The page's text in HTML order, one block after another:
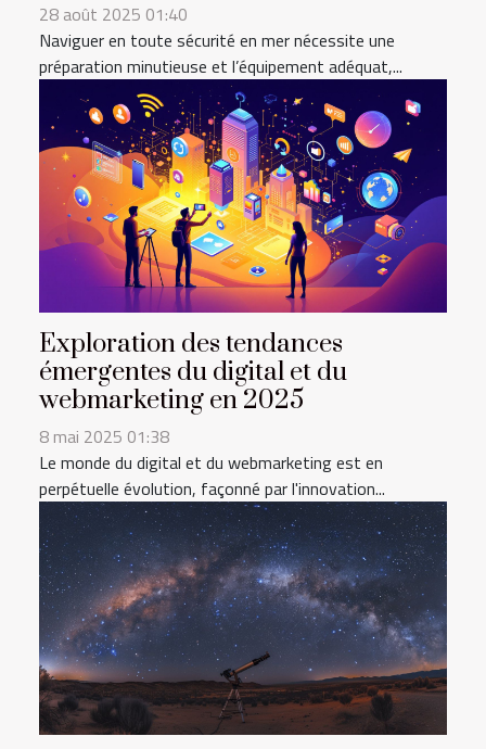
28 août 2025 01:40
Naviguer en toute sécurité en mer nécessite une
préparation minutieuse et l’équipement adéquat,...
Exploration des tendances
émergentes du digital et du
webmarketing en 2025
8 mai 2025 01:38
Le monde du digital et du webmarketing est en
perpétuelle évolution, façonné par l'innovation...